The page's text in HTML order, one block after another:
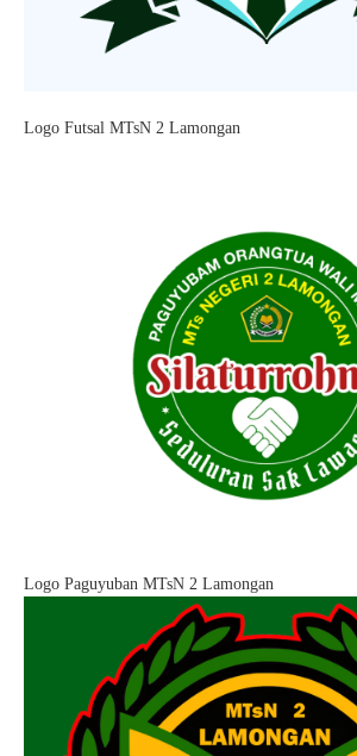
Logo Futsal MTsN 2 Lamongan
Logo Paguyuban MTsN 2 Lamongan